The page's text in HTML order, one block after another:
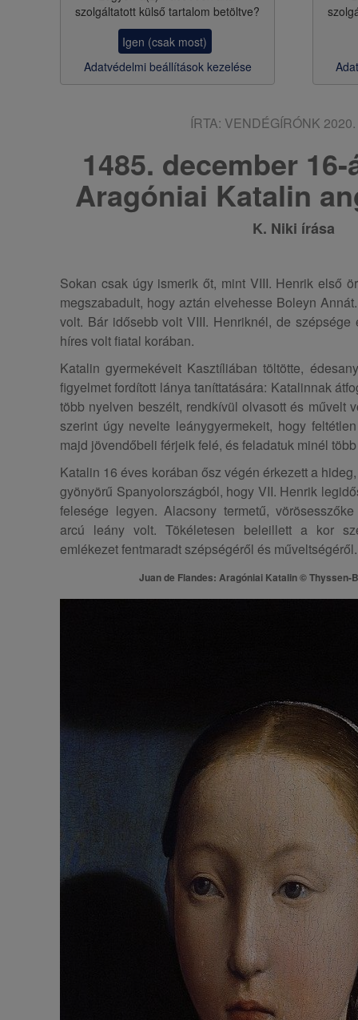
szolgáltatott külső tartalom betöltve?
Igen (csak most)
Adatvédelmi beállítások kezelése
ÍRTA: VENDÉGÍRÓNK
1485. december
Aragóniai Katalin
K. Niki írása
Sokan csak úgy ismerik őt, mint VIII. Henrik első
megszabadult, hogy aztán elvehesse Boleyn
volt. Bár idősebb volt VIII. Henriknél, de szépsége
híres volt fiatal korában.
Katalin gyermekéveit Kasztíliában töltötte,
figyelmet fordított lánya taníttatására: Katalinnak
több nyelven beszélt, rendkívül olvasott és művelt
szerint úgy nevelte leánygyermekeit, hogy
majd jövendőbeli férjeik felé, és feladatuk minél
Katalin 16 éves korában ősz végén érkezett a
gyönyörű Spanyolországból, hogy VII. Henrik
felesége legyen. Alacsony termetű,
arcú leány volt. Tökéletesen beleillett a kor
emlékezet fentmaradt szépségéről és műveltségéről.
Juan de Flandes: Aragóniai Katalin © Thyssen-